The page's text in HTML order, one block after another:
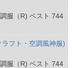
服（R) ベスト 744
フト・空調風神服)
服（R) ベスト 744